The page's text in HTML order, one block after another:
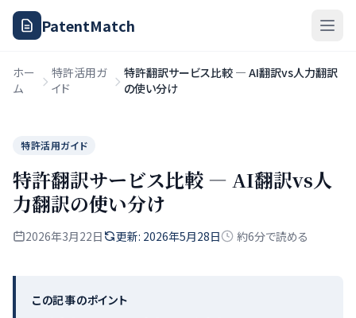
PatentMatch
ホー
ム
特許活用ガ
イド
特許翻訳サービス比較 — AI翻訳vs人力翻訳
の使い分け
特許活用ガイド
特許翻訳サービス比較 — AI翻訳vs人
力翻訳の使い分け
2026年3月22日 更新: 2026年5月28日 約6分で読める
この記事のポイント